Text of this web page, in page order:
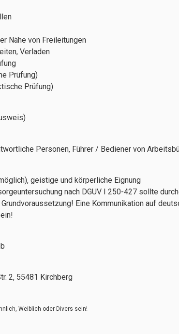
Nähe von Freileitungen
Verladen
Prüfung)
Prüfung)
Personen, Führer / Bediener von
geistige und körperliche Eignung
nach DGUV I 250-427 sollte
Eine Kommunikation auf
2, 55481 Kirchberg
Weiblich oder Divers sein!